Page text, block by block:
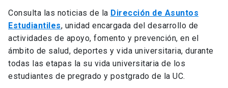
Investigación
Internacionalización launch
Extensión
Consulta las noticias de la Dirección de Asuntos
Estudiantiles, unidad encargada del desarrollo de
actividades de apoyo, fomento y prevención, en el
ámbito de salud, deportes y vida universitaria, durante
todas las etapas la su vida universitaria de los
estudiantes de pregrado y postgrado de la UC.